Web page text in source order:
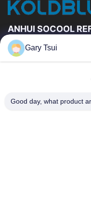
ANHUI SOCOOL
Vínculos Rápidos
Viaje De La Fábrica
Gary Tsui
Good day, what product